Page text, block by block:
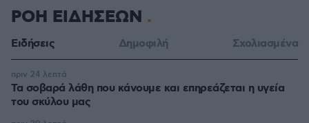
ΡΟΗ ΕΙΔΗΣΕΩΝ
Ειδήσεις Δημοφιλή Σχολιασμένα
Τα σοβαρά λάθη που κάνουμε και επηρεάζεται η υγεία
του σκύλου μας
πριν 24 λεπτά